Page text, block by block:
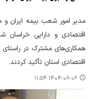
مدیر امور شعب بیمه ایران و
اقتصادی و دارایی خراسان
همکاری‌های مشترک در راستای
اقتصادی استان تأکید کردند.
۱۴۰۴-۰۸-۰۶ ۱۱:۵۴